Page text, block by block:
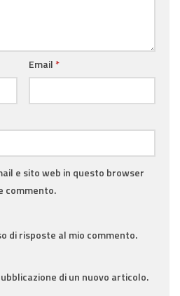
Email *
e sito web in questo browser
commento.
di risposte al mio commento.
di un nuovo articolo.